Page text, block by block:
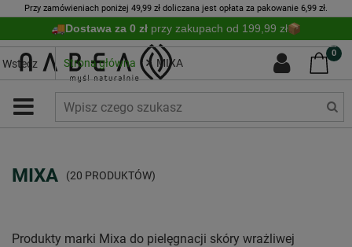
Przy zamówieniach poniżej 49,99 zł doliczana jest opłata za pakowanie 6,99 zł.
Dostawa za 0 zł przy zakupach od 199,99 zł
0
Wstecz Strona główna MIXA
MIXA (20 PRODUKTÓW)
Produkty marki Mixa do pielęgnacji skóry wrażliwej